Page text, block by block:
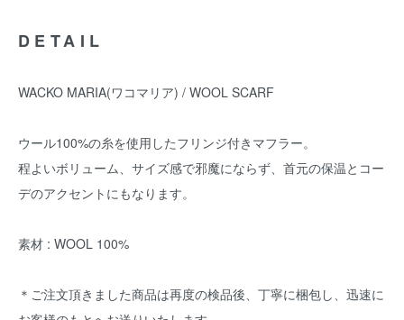
DETAIL
WACKO MARIA(ワコマリア) / WOOL SCARF
ウール100%の糸を使用したフリンジ付きマフラー。
程よいボリューム、サイズ感で邪魔にならず、首元の保温とコー
デのアクセントにもなります。
素材 : WOOL 100%
＊ご注文頂きました商品は再度の検品後、丁寧に梱包し、迅速に